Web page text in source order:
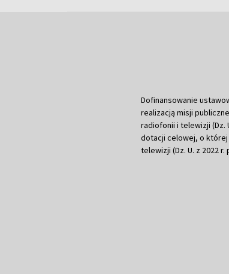
Dofinansowanie
realizacją misji
radiofonii i telewizji (Dz.
dotacji celowej, o której
telewizji (Dz. U. z 2022 r.